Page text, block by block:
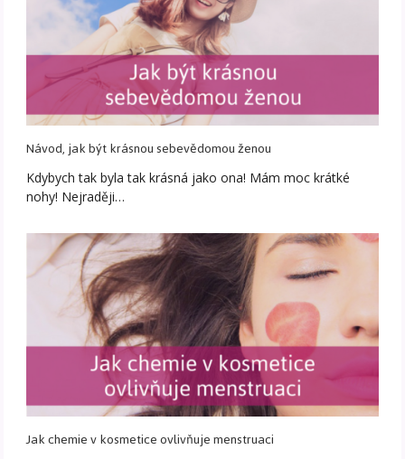
Návod, jak být krásnou sebevědomou ženou
Kdybych tak byla tak krásná jako ona! Mám moc krátké
nohy! Nejraději…
Jak chemie v kosmetice ovlivňuje menstruaci